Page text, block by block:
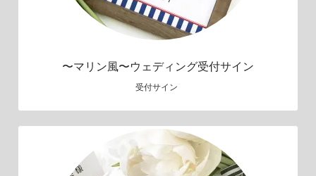
〜マリン風〜ウェディング受付サイン
受付サイン